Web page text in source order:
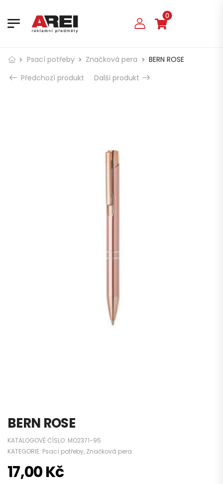
0
Psací potřeby Značková pera
BERN ROSE
Předchozí produkt
Další produkt
BERN ROSE
KATALOGOVÉ ČÍSLO: MO2371-95
KATEGORIE: Psací potřeby, Značková pera
17,00Kč